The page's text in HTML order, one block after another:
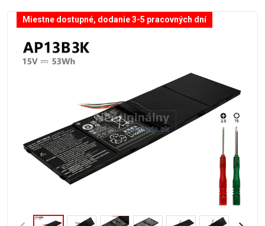
Miestne dostupné, dodanie 3-5 pracovných dní